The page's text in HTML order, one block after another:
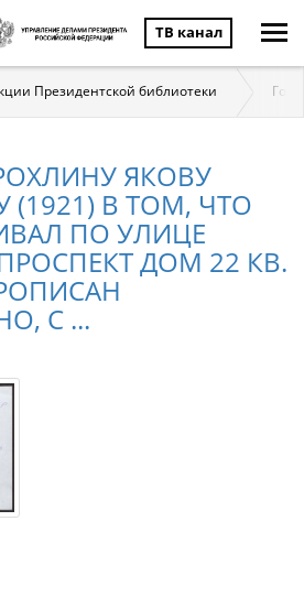
ТВ канал
Президентской библиотеки
ЯКОВУ
В ТОМ, ЧТО
ПО УЛИЦЕ
ДОМ 22 КВ.
С ...